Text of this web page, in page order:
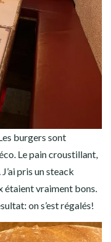
burgers sont
Le pain croustillant,
pris un steack
étaient vraiment bons.
on s’est régalés!